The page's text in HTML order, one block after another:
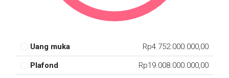
Uang muka Rp4.752.000.000,00
Plafond Rp19.008.000.000,00